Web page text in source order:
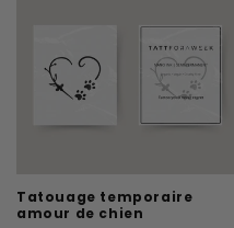
Tatouage temporaire
amour de chien